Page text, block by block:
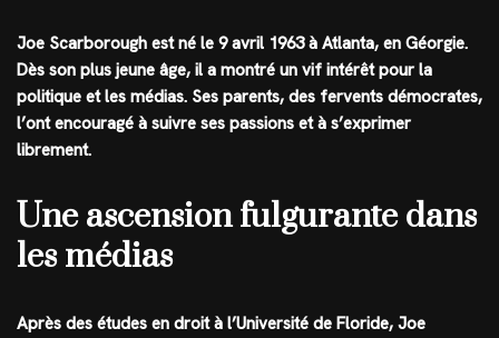
Joe Scarborough est né le 9 avril 1963 à Atlanta, en Géorgie.
Dès son plus jeune âge, il a montré un vif intérêt pour la
politique et les médias. Ses parents, des fervents démocrates,
l’ont encouragé à suivre ses passions et à s’exprimer
librement.
Une ascension fulgurante dans
les médias
Après des études en droit à l’Université de Floride, Joe